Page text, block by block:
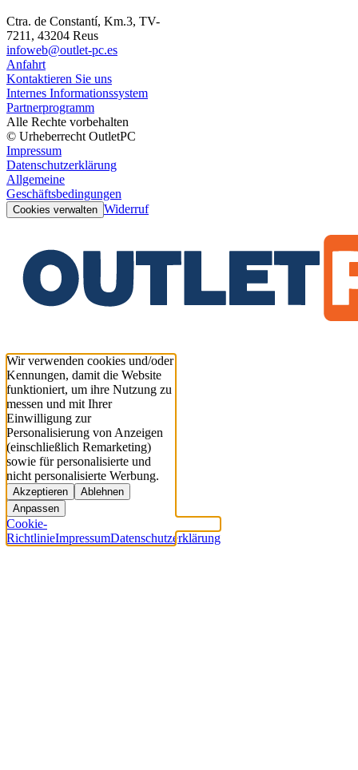
Ctra. de Constantí, Km.3, TV-
7211, 43204 Reus
infoweb@outlet-pc.es
Anfahrt
Kontaktieren Sie uns
Internes Informationssystem
Partnerprogramm
Alle Rechte vorbehalten
© Urheberrecht OutletPC
Impressum
Datenschutzerklärung
Allgemeine
Geschäftsbedingungen
Cookies verwalten Widerruf
Wir verwenden cookies und/oder
Kennungen, damit die Website
funktioniert, um ihre Nutzung zu
messen und mit Ihrer
Einwilligung zur
Personalisierung von Anzeigen
(einschließlich Remarketing)
sowie für personalisierte und
nicht personalisierte Werbung.
Akzeptieren
Ablehnen
Anpassen
Cookie-
RichtlinieImpressumDatenschutzerklärung